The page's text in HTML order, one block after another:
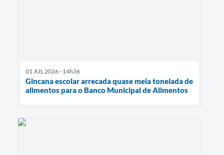
01 JUL 2026 - 14h36
Gincana escolar arrecada quase meia tonelada de
alimentos para o Banco Municipal de Alimentos